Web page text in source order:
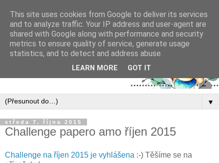
▼
středa 7. října 2015
Challenge papero amo říjen 2015
Challenge na říjen 2015 je vyhlášena :-) Těšíme se na
This site uses cookies from Google to deliver its services
and to analyze traffic. Your IP address and user-agent are
shared with Google along with performance and security
metrics to ensure quality of service, generate usage
statistics, and to detect and address abuse.
LEARN MORE GOT IT